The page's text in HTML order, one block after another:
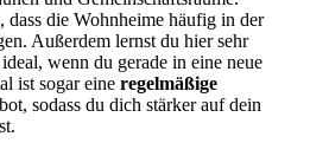
dass die Wohnheime häufig in der
Außerdem lernst du hier sehr
wenn du gerade in eine neue
ist sogar eine regelmäßige
sodass du dich stärker auf dein